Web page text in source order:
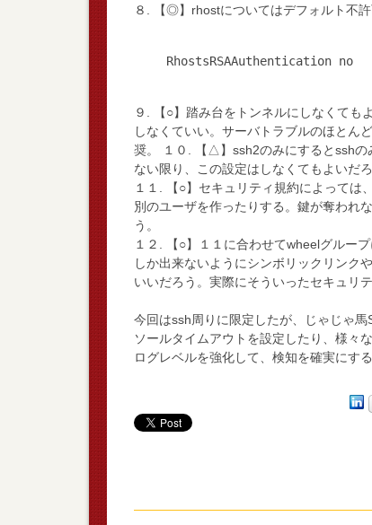
８. 【◎】rhostについてはデフォルト不
RhostsRSAAuthentication no
９. 【○】踏み台をトンネルにしなくても
しなくていい。サーバトラブルのほとん
奨。 １０. 【△】ssh2のみにするとsshの
ない限り、この設定はしなくてもよいだろ
１１. 【○】セキュリティ規約によっては
別のユーザを作ったりする。鍵が奪われ
う。
１２. 【○】１１に合わせてwheelグルー
しか出来ないようにシンボリックリンク
いいだろう。実際にそういったセキュリ
今回はssh周りに限定したが、じゃじゃ
ソールタイムアウトを設定したり、様々な
ログレベルを強化して、検知を確実にす